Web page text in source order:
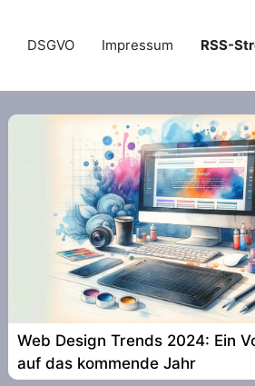
DSGVO Impressum RSS-
Web Design Trends 2024: Ein
auf das kommende Jahr